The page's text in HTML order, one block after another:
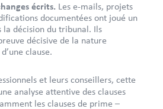
écrits. Les e-mails, projets
documentées ont joué un
la décision du tribunal. Ils
décisive de la nature
clause.
et leurs conseillers, cette
analyse attentive des clauses
les clauses de prime –